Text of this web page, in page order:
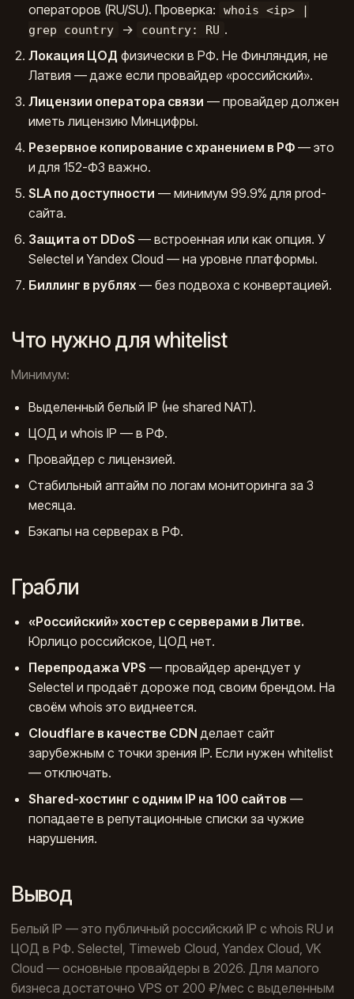
операторов (RU/SU). Проверка:
whois <ip> |
grep country
→ country: RU .
Локация ЦОД физически в РФ. Не Финляндия, не
Латвия — даже если провайдер «российский».
Лицензии оператора связи — провайдер должен
иметь лицензию Минцифры.
Резервное копирование с хранением в РФ — это
и для 152-ФЗ важно.
SLA по доступности — минимум 99.9% для prod-
сайта.
Защита от DDoS — встроенная или как опция. У
Selectel и Yandex Cloud — на уровне платформы.
Биллинг в рублях — без подвоха с конвертацией.
Что нужно для whitelist
Минимум:
Выделенный белый IP (не shared NAT).
ЦОД и whois IP — в РФ.
Провайдер с лицензией.
Стабильный аптайм по логам мониторинга за 3
месяца.
Бэкапы на серверах в РФ.
Грабли
«Российский» хостер с серверами в Литве.
Юрлицо российское, ЦОД нет.
Перепродажа VPS — провайдер арендует у
Selectel и продаёт дороже под своим брендом. На
своём whois это виднеется.
Cloudflare в качестве CDN делает сайт
зарубежным с точки зрения IP. Если нужен whitelist
— отключать.
Shared-хостинг с одним IP на 100 сайтов —
попадаете в репутационные списки за чужие
нарушения.
Вывод
Белый IP — это публичный российский IP с whois RU и
ЦОД в РФ. Selectel, Timeweb Cloud, Yandex Cloud, VK
Cloud — основные провайдеры в 2026. Для малого
бизнеса достаточно VPS от 200 ₽/мес с выделенным